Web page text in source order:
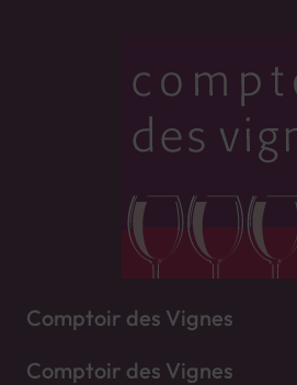
Comptoir des Vignes
Comptoir des Vignes